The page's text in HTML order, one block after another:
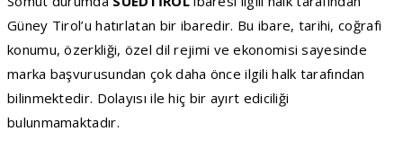
Güney Tirol’u hatırlatan bir ibaredir. Bu ibare, tarihi, coğrafi
konumu, özerkliği, özel dil rejimi ve ekonomisi sayesinde
marka başvurusundan çok daha önce ilgili halk tarafından
bilinmektedir. Dolayısı ile hiç bir ayırt ediciliği
bulunmamaktadır.